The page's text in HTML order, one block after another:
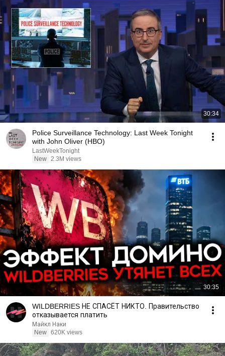
30:34
Police Surveillance Technology: Last Week Tonight
with John Oliver (HBO)
LastWeekTonight
New 2.3M views
30:35
WILDBERRIES НЕ СПАСЁТ НИКТО. Правительство
отказывается платить
Майкл Наки
New 620K views